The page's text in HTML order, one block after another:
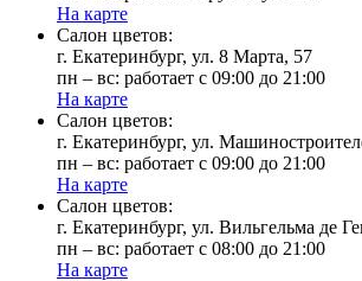
На карте
Cалон цветов:
г. Екатеринбург, ул. 8 Марта, 57
пн – вс: работает с 09:00 до 21:00
На карте
Cалон цветов:
г. Екатеринбург, ул.
пн – вс: работает с 09:00 до 21:00
На карте
Cалон цветов:
г. Екатеринбург, ул. Вильгельма де
пн – вс: работает с 08:00 до 21:00
На карте